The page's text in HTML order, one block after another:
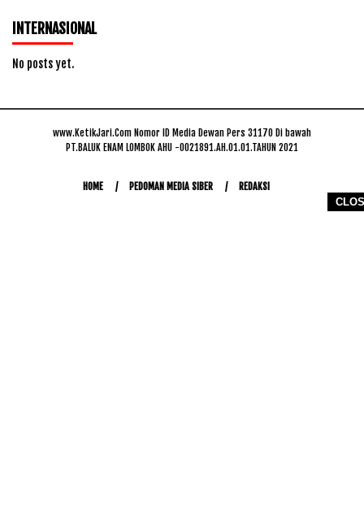
INTERNASIONAL
No posts yet.
www.KetikJari.Com Nomor ID Media Dewan Pers 31170 Di bawah
PT.BALUK ENAM LOMBOK AHU -0021891.AH.01.01.TAHUN 2021
HOME PEDOMAN MEDIA SIBER REDAKSI